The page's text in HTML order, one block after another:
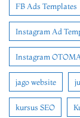
FB Ads Templates
Instagram Ad
Instagram
jago website
kursus SEO